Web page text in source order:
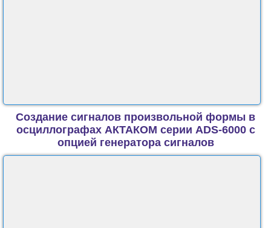
Создание сигналов произвольной формы в
осциллографах АКТАКОМ серии ADS-6000 с
опцией генератора сигналов